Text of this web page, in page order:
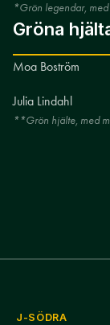
*Grön legendar,
Gröna
Moa Boström
Julia Lindahl
**Grön hjälte, med
J-SÖDRA